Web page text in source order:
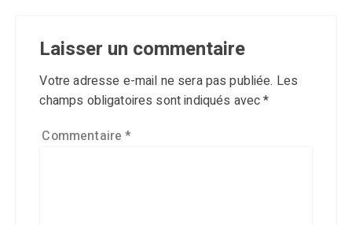
Laisser un commentaire
Votre adresse e-mail ne sera pas publiée. Les
champs obligatoires sont indiqués avec*
Commentaire*